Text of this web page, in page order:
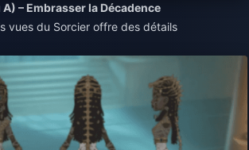
– Embrasser la Décadence
vues du Sorcier offre des détails